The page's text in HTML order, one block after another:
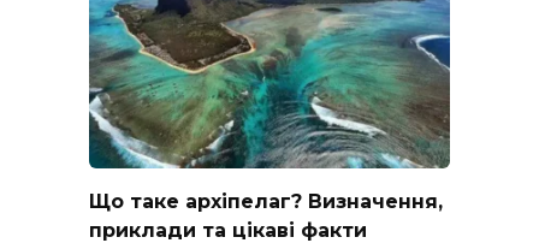
Що таке архіпелаг? Визначення,
приклади та цікаві факти